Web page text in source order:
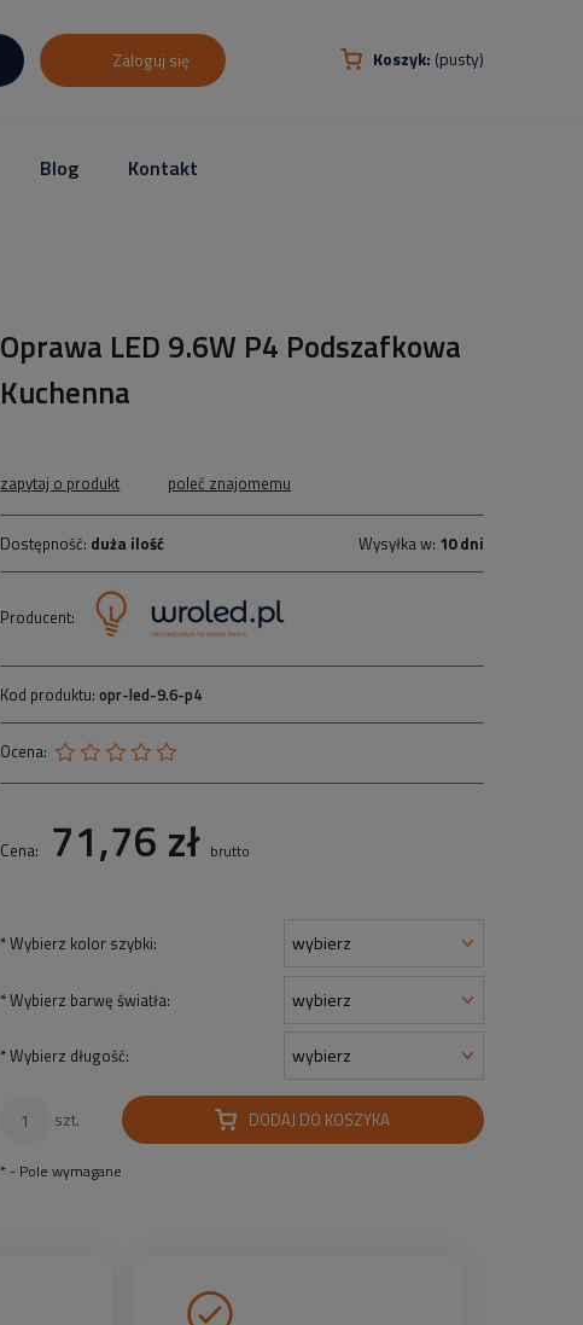
Koszyk: (pusty)
Zaloguj się
Blog Kontakt
Oprawa LED 9.6W P4 Podszafkowa
Kuchenna
zapytaj o produkt poleć znajomemu
Dostępność: duża ilość Wysyłka w: 10 dni
Producent:
Kod produktu: opr-led-9.6-p4
Ocena:
Cena: 71,76 zł brutto
*Wybierz kolor szybki:
*Wybierz barwę światła:
*Wybierz długość:
szt. DODAJ DO KOSZYKA
* - Pole wymagane